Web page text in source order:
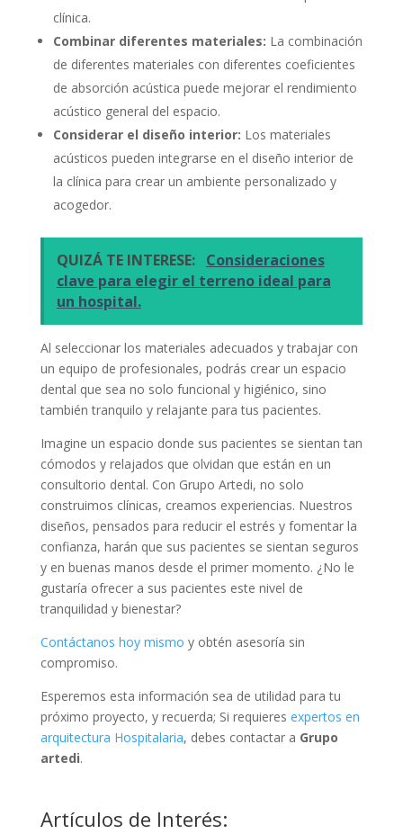
clínica.
Combinar diferentes materiales: La combinación
de diferentes materiales con diferentes coeficientes
de absorción acústica puede mejorar el rendimiento
acústico general del espacio.
Considerar el diseño interior: Los materiales
acústicos pueden integrarse en el diseño interior de
la clínica para crear un ambiente personalizado y
acogedor.
QUIZÁ TE INTERESE: Consideraciones
clave para elegir el terreno ideal para
un hospital.
Al seleccionar los materiales adecuados y trabajar con
un equipo de profesionales, podrás crear un espacio
dental que sea no solo funcional y higiénico, sino
también tranquilo y relajante para tus pacientes.
Imagine un espacio donde sus pacientes se sientan tan
cómodos y relajados que olvidan que están en un
consultorio dental. Con Grupo Artedi, no solo
construimos clínicas, creamos experiencias. Nuestros
diseños, pensados para reducir el estrés y fomentar la
confianza, harán que sus pacientes se sientan seguros
y en buenas manos desde el primer momento. ¿No le
gustaría ofrecer a sus pacientes este nivel de
tranquilidad y bienestar?
Contáctanos hoy mismo y obtén asesoría sin
compromiso.
Esperemos esta información sea de utilidad para tu
próximo proyecto, y recuerda; Si requieres expertos en
arquitectura Hospitalaria, debes contactar a Grupo
artedi.
Artículos de Interés: